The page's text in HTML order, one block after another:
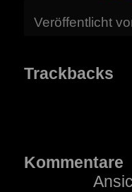
Veröffentlicht
Trackbacks
Kommentare